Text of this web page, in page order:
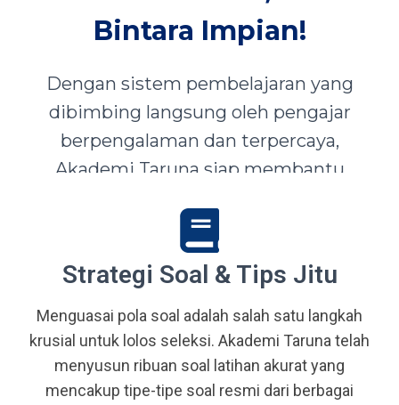
Bintara Impian!
Dengan sistem pembelajaran yang
dibimbing langsung oleh pengajar
berpengalaman dan terpercaya,
Akademi Taruna siap membantu
mewujudkan impian menjadi Taruna,
Abdi Negara, serta prajurit terbaik
bangsa.
Strategi Soal & Tips Jitu
Menguasai pola soal adalah salah satu langkah
krusial untuk lolos seleksi. Akademi Taruna telah
menyusun ribuan soal latihan akurat yang
mencakup tipe-tipe soal resmi dari berbagai